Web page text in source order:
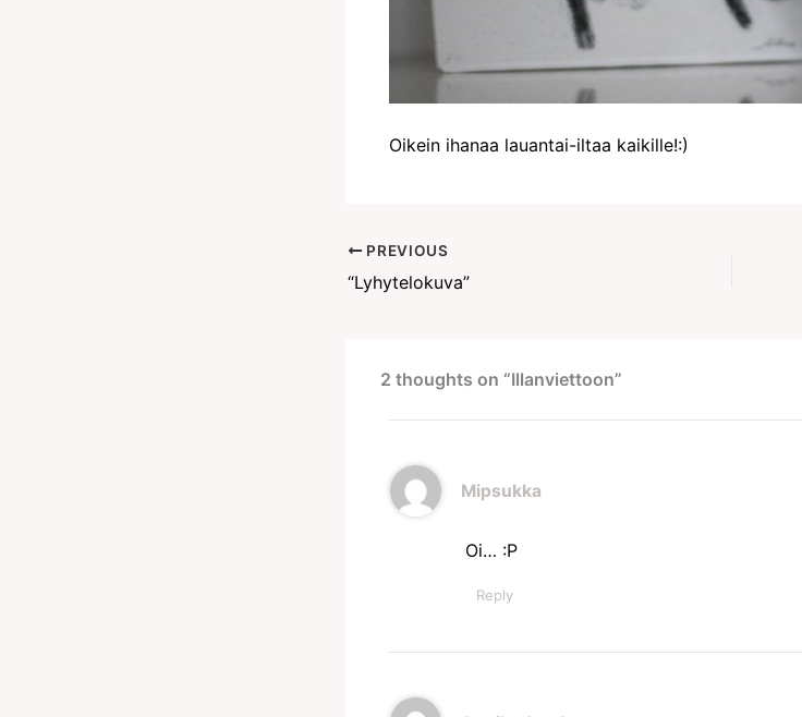
Oikein ihanaa lauantai-iltaa kaikille!:)
PREVIOUS
“Lyhytelokuva”
2 thoughts on “Illanviettoon”
Mipsukka
Oi… :P
Reply